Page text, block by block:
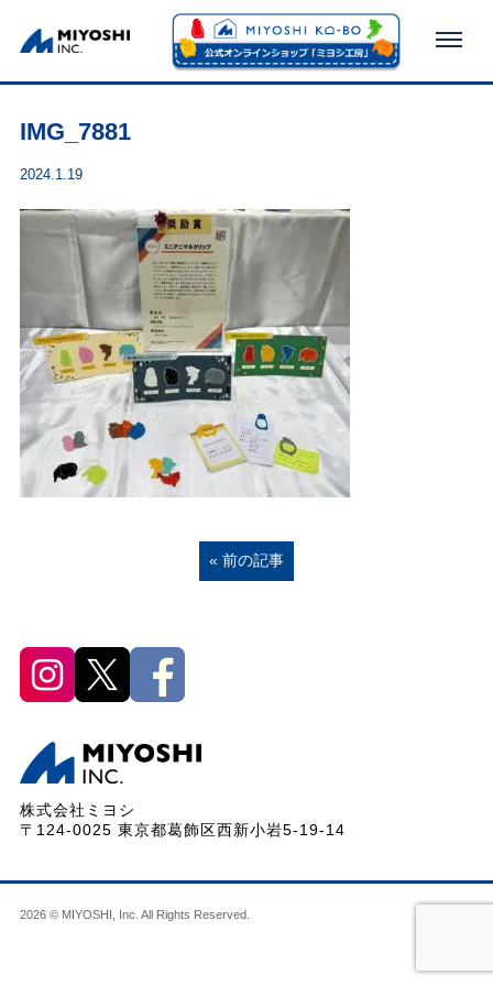
IMG_7881
2024.1.19
« 前の記事
株式会社ミヨシ
〒124-0025 東京都葛飾区西新小岩5-19-14
2026 © MIYOSHI, Inc. All Rights Reserved.